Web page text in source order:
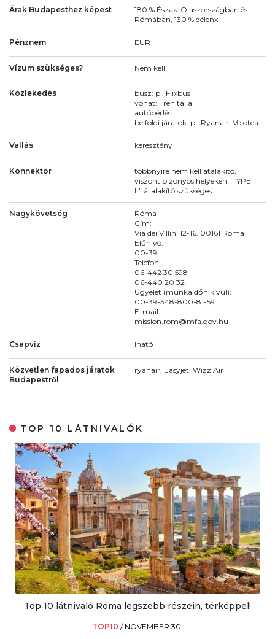
Árak Budapesthez képest
180 % Észak-Olaszországban és
Rómában, 130 % délenx
Pénznem EUR
Vízum szükséges? Nem kell
Közlekedés
busz: pl. Flixbus
vonat: Trenitalia
autóbérlés
belföldi járatok: pl. Ryanair, Volotea
Vallás keresztény
Konnektor
többnyire nem kell átalakító,
viszont bizonyos helyeken "TYPE
L" átalakító szükséges
Nagykövetség
Róma
Cím:
Via dei Villini 12-16. 00161 Roma
Előhívó:
00-39
Telefon:
06-442 30 598
06-440 20 32
Ügyelet (munkaidőn kívül):
00-39-348-800-81-59
E-mail:
mission.rom@mfa.gov.hu
Csapvíz Iható
Közvetlen fapados járatok
Budapestről
ryanair, Easyjet, Wizz Air
TOP 10 LÁTNIVALÓK
Top 10 látnivaló Róma legszebb részein, térképpel!
TOP10 / NOVEMBER 30.